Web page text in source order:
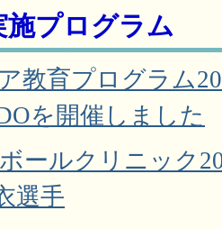
施プログラム
教育プログラム
を開催しました
ールクリニック
選手